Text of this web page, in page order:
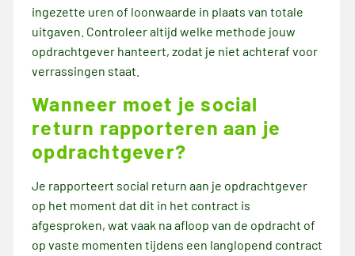
ingezette uren of loonwaarde in plaats van totale
uitgaven. Controleer altijd welke methode jouw
opdrachtgever hanteert, zodat je niet achteraf voor
verrassingen staat.
Wanneer moet je social
return rapporteren aan je
opdrachtgever?
Je rapporteert social return aan je opdrachtgever
op het moment dat dit in het contract is
afgesproken, wat vaak na afloop van de opdracht of
op vaste momenten tijdens een langlopend contract